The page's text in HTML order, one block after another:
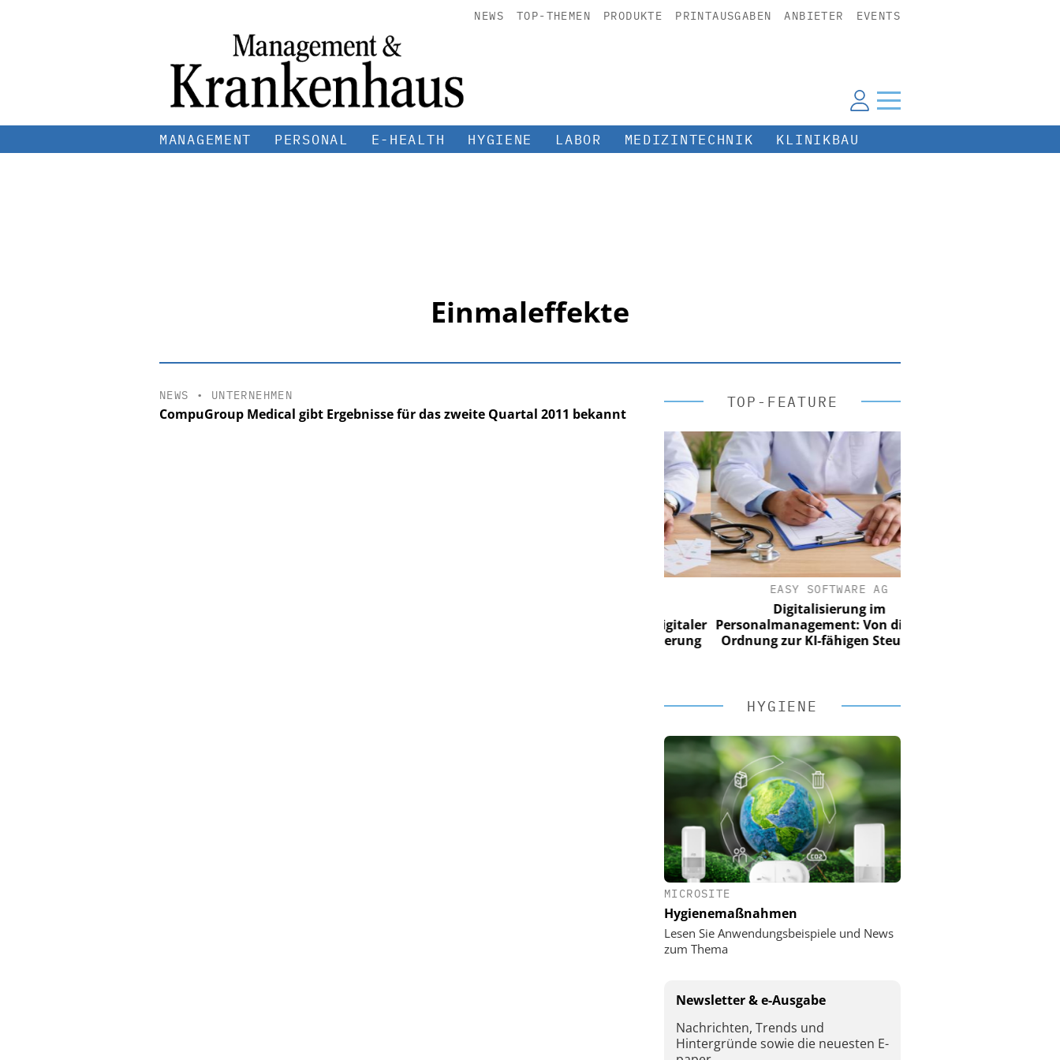
NEWS TOP-THEMEN PRODUKTE PRINTAUSGABEN ANBIETER EVENTS
MANAGEMENT PERSONAL E-HEALTH HYGIENE LABOR MEDIZINTECHNIK KLINIKBAU
Einmaleffekte
NEWS • UNTERNEHMEN
CompuGroup Medical gibt Ergebnisse für das zweite Quartal 2011 bekannt
TOP-FEATURE
Personalmanagement: Von digitaler
Ordnung zur KI-fähigen Steuerung
EASY SOFTWARE AG
Digitalisierung im
Personalmanagement: Von digitaler
Ordnung zur KI-fähigen Steuerung
HYGIENE
MICROSITE
Hygienemaßnahmen
Lesen Sie Anwendungsbeispiele und News
zum Thema
Newsletter & e-Ausgabe
Nachrichten, Trends und
Hintergründe sowie die neuesten E-